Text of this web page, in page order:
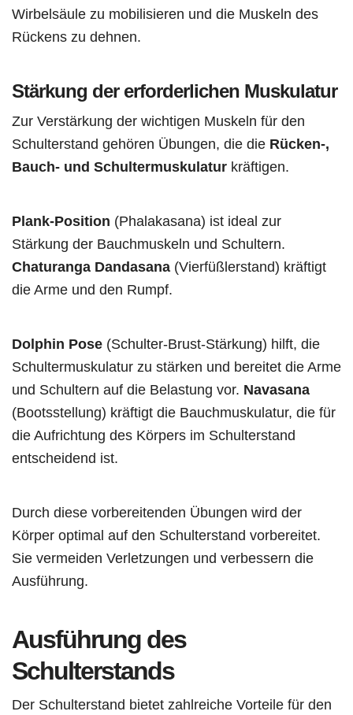
Wirbelsäule zu mobilisieren und die Muskeln des
Rückens zu dehnen.
Stärkung der erforderlichen Muskulatur
Zur Verstärkung der wichtigen Muskeln für den
Schulterstand gehören Übungen, die die Rücken-,
Bauch- und Schultermuskulatur kräftigen.
Plank-Position (Phalakasana) ist ideal zur
Stärkung der Bauchmuskeln und Schultern.
Chaturanga Dandasana (Vierfüßlerstand) kräftigt
die Arme und den Rumpf.
Dolphin Pose (Schulter-Brust-Stärkung) hilft, die
Schultermuskulatur zu stärken und bereitet die Arme
und Schultern auf die Belastung vor. Navasana
(Bootsstellung) kräftigt die Bauchmuskulatur, die für
die Aufrichtung des Körpers im Schulterstand
entscheidend ist.
Durch diese vorbereitenden Übungen wird der
Körper optimal auf den Schulterstand vorbereitet.
Sie vermeiden Verletzungen und verbessern die
Ausführung.
Ausführung des
Schulterstands
Der Schulterstand bietet zahlreiche Vorteile für den